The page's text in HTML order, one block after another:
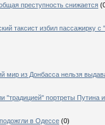
преступность снижается
таксист избил пассажирку
мир из Донбасса нельзя
портреты Путина и
в Одессе (0)